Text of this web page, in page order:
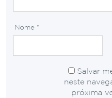
Nome *
Salvar
neste
próxima